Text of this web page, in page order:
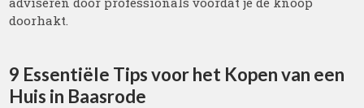
doorhakt.
9 Essentiële Tips voor het Kopen van een
Huis in Baasrode